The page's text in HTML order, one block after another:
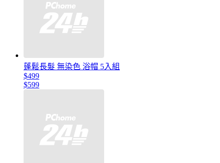
蓬鬆長髮 無染色 浴帽 5入組
$499
$599